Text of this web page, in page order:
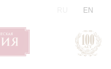
EN